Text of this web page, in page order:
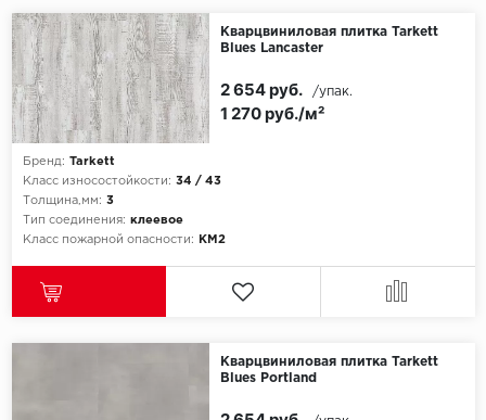
Tarkett
Кварцвиниловая плитка Tarkett
Blues Lancaster
Бренд: Tarkett
Класс износостойкости: 34 / 43
Толщина,мм: 3
Тип соединения: клеевое
Класс пожарной опасности:
КМ2
1 270 руб./м²
2 654 руб. /упак.
Кварцвиниловая плитка Tarkett
Blues Portland